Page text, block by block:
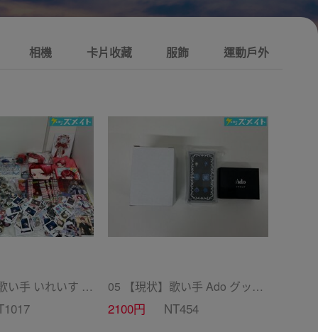
相機 卡片收藏 服飾 運動戶外
10 【現状】 歌い手 いれいす グッズ まとめ売り ぬいぐるみ バッジ・キーホルダー 紙類 他 05 【現状】歌い手 Ado グッズ ファッショナブルイヤリング 2ndライブ カムパネルラ 他
2100円 NT454